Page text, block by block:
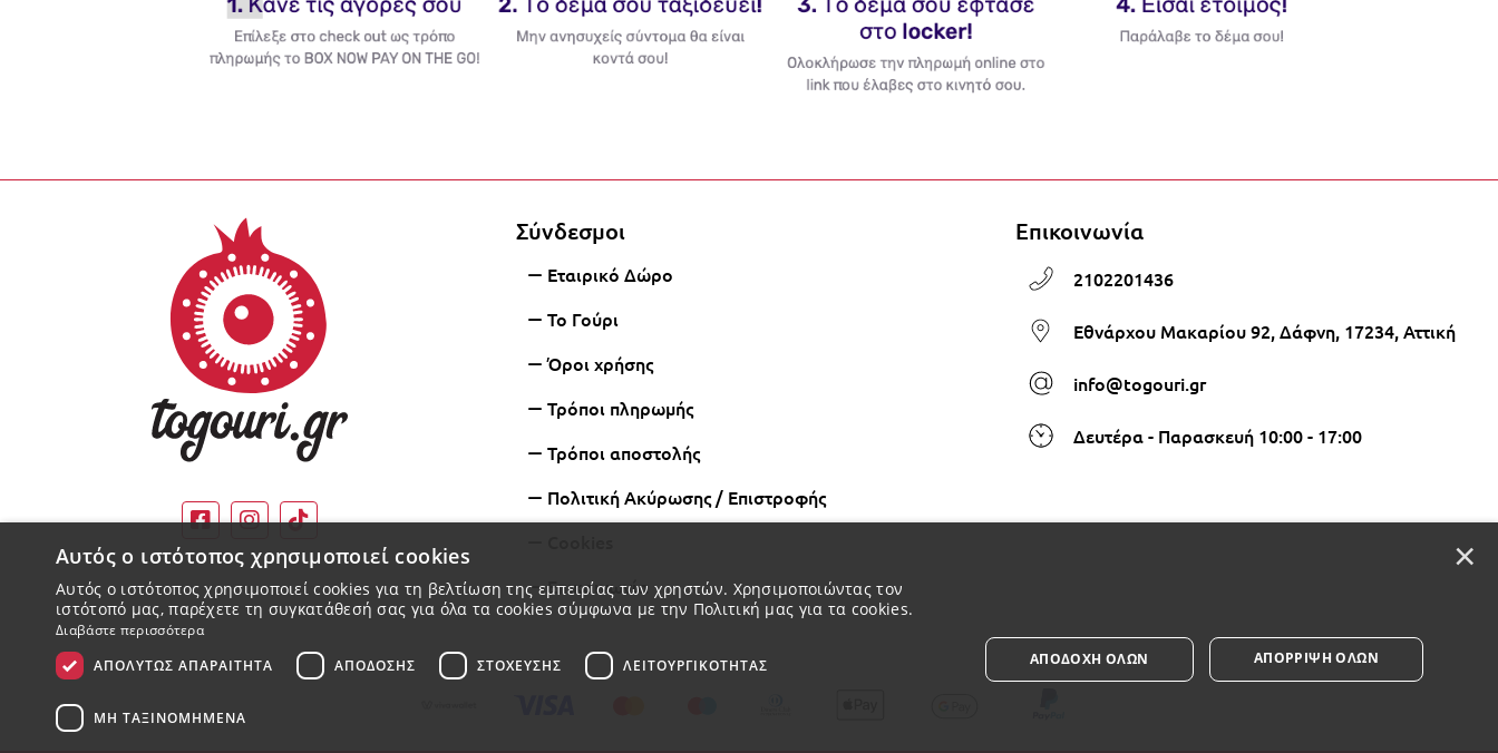
Σύνδεσμοι
Εταιρικό Δώρο
Το Γούρι
Όροι χρήσης
Τρόποι πληρωμής
Τρόποι αποστολής
Πολιτική Ακύρωσης / Επιστροφής
Επικοινωνία
Επικοινωνία
2102201436
Εθνάρχου Μακαρίου 92, Δάφνη, 17234, Αττική
info@togouri.gr
Δευτέρα - Παρασκευή 10:00 - 17:00
×
Αυτός ο ιστότοπος χρησιμοποιεί cookies
Αυτός ο ιστότοπος χρησιμοποιεί cookies για τη βελτίωση της εμπειρίας των χρηστών. Χρησιμοποιώντας τον
ιστότοπό μας, παρέχετε τη συγκατάθεσή σας για όλα τα cookies σύμφωνα με την Πολιτική μας για τα cookies.
Διαβάστε περισσότερα
ΑΠΟΛΎΤΩΣ ΑΠΑΡΑΊΤΗΤΑ
ΑΠΌΔΟΣΗΣ ΣΤΌΧΕΥΣΗΣ ΛΕΙΤΟΥΡΓΙΚΌΤΗΤΑΣ
ΜΗ ΤΑΞΙΝΟΜΗΜΈΝΑ
ΑΠΟΔΟΧΉ ΌΛΩΝ ΑΠΌΡΡΙΨΗ ΌΛΩΝ